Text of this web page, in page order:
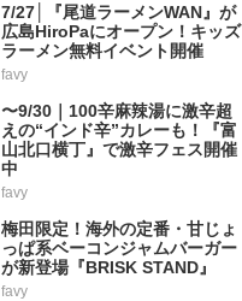
7/27│『尾道ラーメンWAN』が
広島HiroPaにオープン！キッズ
ラーメン無料イベント開催
favy
〜9/30｜100辛麻辣湯に激辛超
えの“インド辛”カレーも！『富
山北口横丁』で激辛フェス開催
中
favy
梅田限定！海外の定番・甘じょ
っぱ系ベーコンジャムバーガー
が新登場『BRISK STAND』
favy